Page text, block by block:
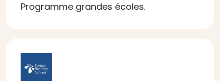
Programme grandes écoles.